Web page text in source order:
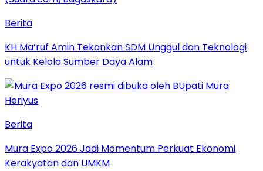
Berita
KH Ma’ruf Amin Tekankan SDM Unggul dan Teknologi
untuk Kelola Sumber Daya Alam
Berita
Mura Expo 2026 Jadi Momentum Perkuat Ekonomi
Kerakyatan dan UMKM